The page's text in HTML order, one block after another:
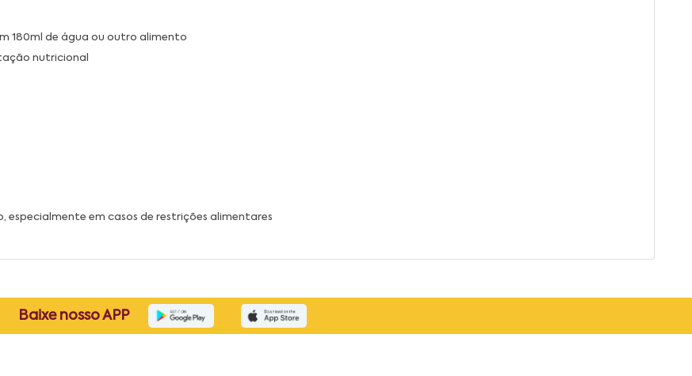
180ml de água ou outro alimento
nutricional
especialmente em casos de restrições alimentares
Baixe nosso APP